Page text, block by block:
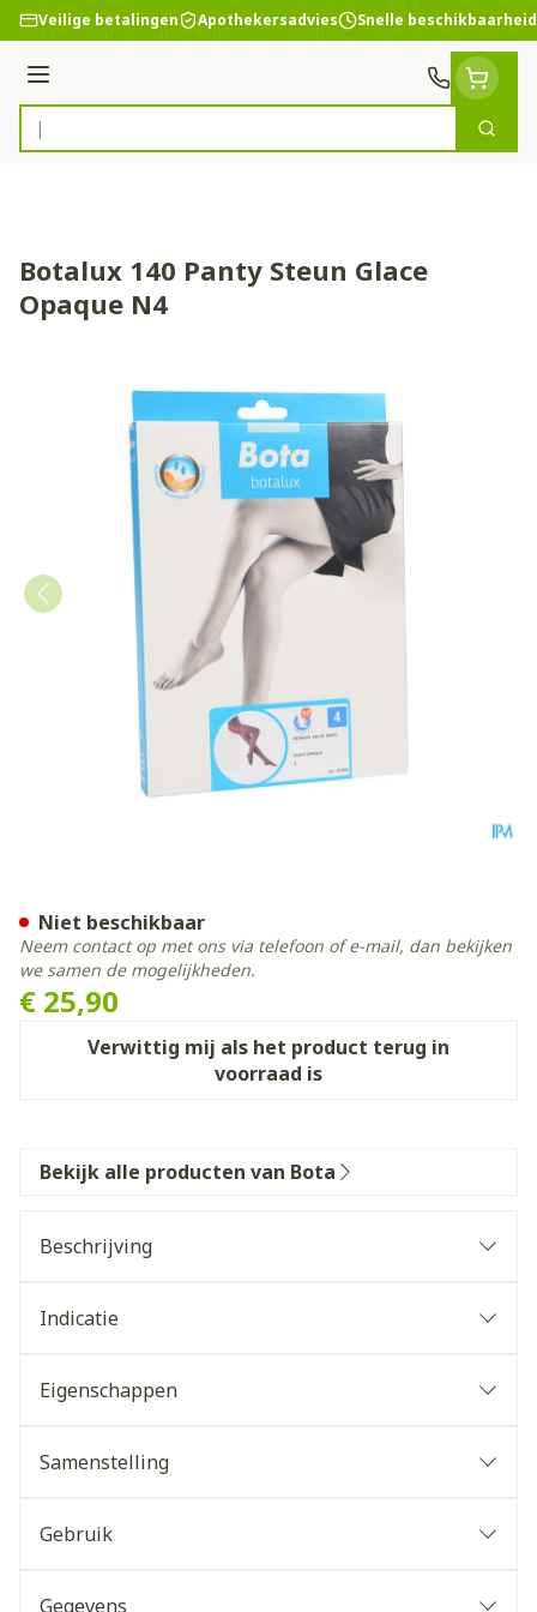
Ga naar de inhoud
Veilige betalingen Apothekersadvies Snelle beschikbaarheid
Menu
Product, merk, categorie...
Zoek
Botalux 140 Panty Steun Glace
Opaque N4
€ 25,90
Verwittig mij als het product terug in
voorraad is
Niet beschikbaar
Neem contact op met ons via telefoon of e-mail, dan bekijken
we samen de mogelijkheden.
Bekijk alle producten van Bota
Beschrijving
Indicatie
Eigenschappen
Samenstelling
Gebruik
Gegevens